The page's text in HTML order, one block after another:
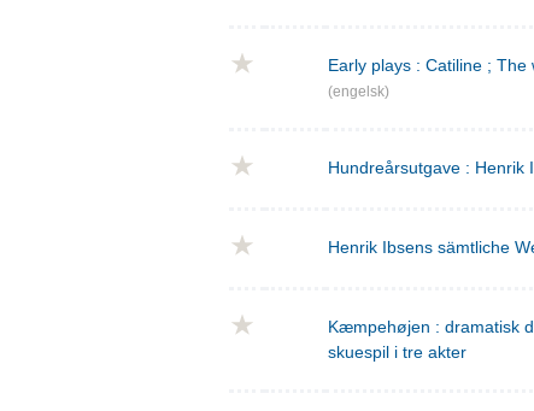
Early plays : Catiline ;
(engelsk)
Hundreårsutgave : Henrik
Henrik Ibsens sämtliche
Kæmpehøjen : dramatisk
skuespil i tre akter